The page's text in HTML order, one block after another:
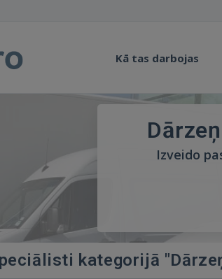
Kā tas darbojas
Izveido
kategorijā